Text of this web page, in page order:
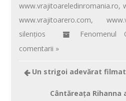
www.vrajitoareledinromania.ro,
www.vrajitoarero.com,
silenţios
Fenomenul
comentarii »
Un strigoi adevărat filmat
Cântăreaţa